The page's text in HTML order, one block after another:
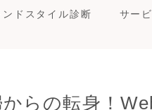
ンドスタイル診断 サー
らの転身！